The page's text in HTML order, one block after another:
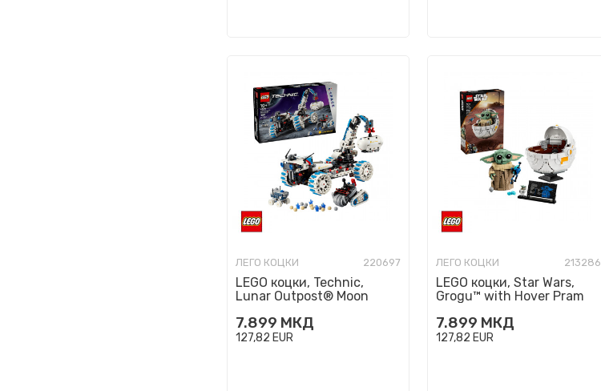
ЛЕГО КОЦКИ 220697
LEGO коцки, Technic,
Lunar Outpost® Moon
7.899 МКД
127,82 EUR
ЛЕГО КОЦКИ 213286
LEGO коцки, Star Wars,
Grogu™ with Hover Pram
7.899 МКД
127,82 EUR